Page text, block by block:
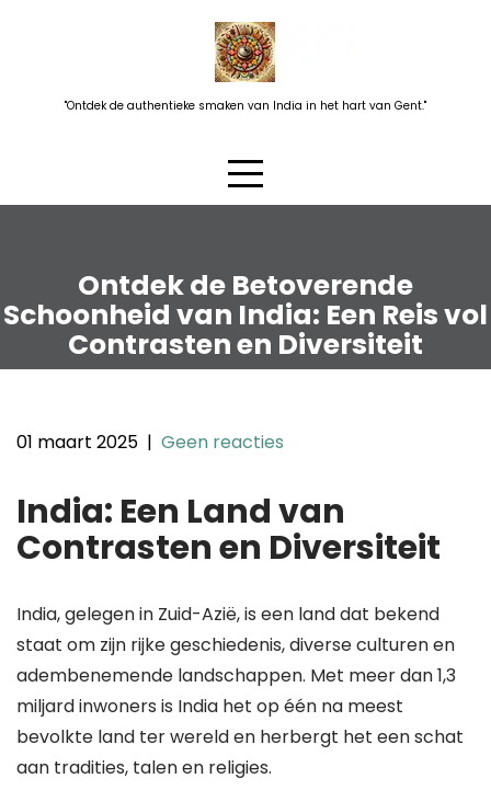
"Ontdek de authentieke smaken van India in het hart van Gent."
Ontdek de Betoverende
Schoonheid van India: Een Reis vol
Contrasten en Diversiteit
01 maart 2025 | Geen reacties
India: Een Land van
Contrasten en Diversiteit
India, gelegen in Zuid-Azië, is een land dat bekend
staat om zijn rijke geschiedenis, diverse culturen en
adembenemende landschappen. Met meer dan 1,3
miljard inwoners is India het op één na meest
bevolkte land ter wereld en herbergt het een schat
aan tradities, talen en religies.